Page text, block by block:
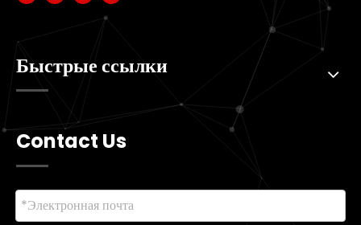
Быстрые ссылки
Contact Us